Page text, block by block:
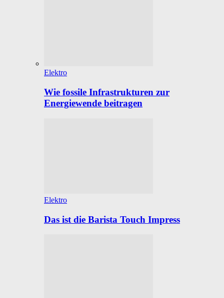
Elektro
Wie fossile Infrastrukturen zur
Energiewende beitragen
Elektro
Das ist die Barista Touch Impress